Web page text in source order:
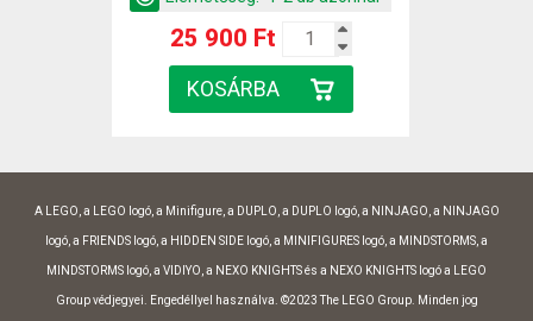
25 900 Ft
A LEGO, a LEGO logó, a Minifigure, a DUPLO, a DUPLO logó, a NINJAGO, a NINJAGO
logó, a FRIENDS logó, a HIDDEN SIDE logó, a MINIFIGURES logó, a MINDSTORMS, a
MINDSTORMS logó, a VIDIYO, a NEXO KNIGHTS és a NEXO KNIGHTS logó a LEGO
Group védjegyei. Engedéllyel használva. ©2023 The LEGO Group. Minden jog